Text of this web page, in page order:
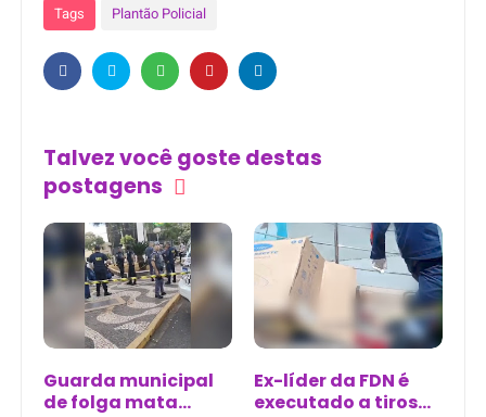
Tags Plantão Policial
Talvez você goste destas
postagens
Guarda municipal
de folga mata
Ex-líder da FDN é
executado a tiros